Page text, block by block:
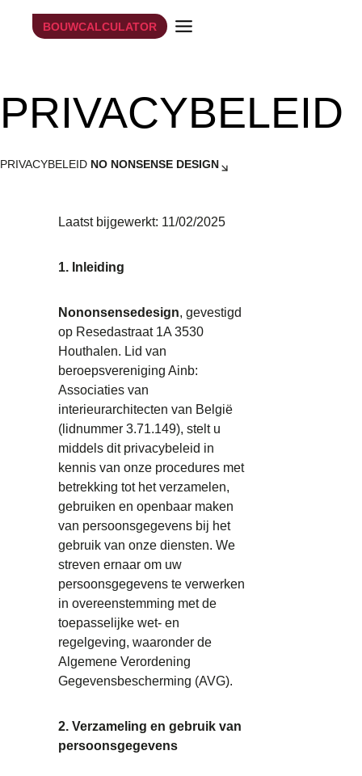
BOUWCALCULATOR
PRIVACYBELEID
PRIVACYBELEID NO NONSENSE DESIGN
Laatst bijgewerkt: 11/02/2025
1. Inleiding
Nononsensedesign, gevestigd
op Resedastraat 1A 3530
Houthalen. Lid van
beroepsvereniging Ainb:
Associaties van
interieurarchitecten van België
(lidnummer 3.71.149), stelt u
middels dit privacybeleid in
kennis van onze procedures met
betrekking tot het verzamelen,
gebruiken en openbaar maken
van persoonsgegevens bij het
gebruik van onze diensten. We
streven ernaar om uw
persoonsgegevens te verwerken
in overeenstemming met de
toepasselijke wet- en
regelgeving, waaronder de
Algemene Verordening
Gegevensbescherming (AVG).
2. Verzameling en gebruik van
persoonsgegevens